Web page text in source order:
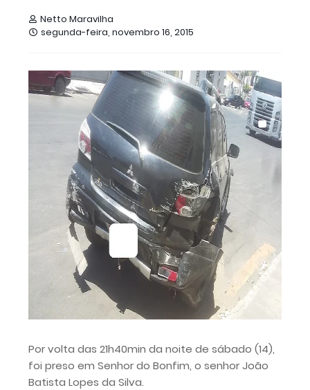
Netto Maravilha
segunda-feira, novembro 16, 2015
Por volta das 21h40min da noite de sábado (14),
foi preso em Senhor do Bonfim, o senhor João
Batista Lopes da Silva.